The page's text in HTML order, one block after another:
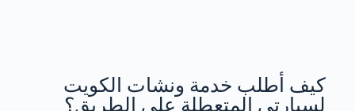
كيف أطلب خدمة ونشات الكويت
لسيارتي المتعطلة على الطريق؟